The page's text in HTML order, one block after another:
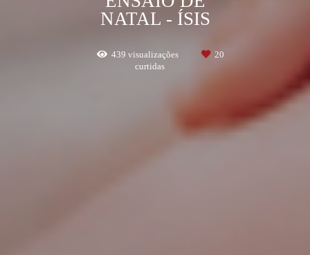
NATAL - ÍSIS
439 visualizações
20
curtidas